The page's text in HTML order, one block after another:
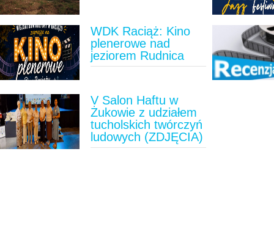
WDK Raciąż: Kino
plenerowe nad
jeziorem Rudnica
V Salon Haftu w
Żukowie z udziałem
tucholskich twórczyń
ludowych (ZDJĘCIA)